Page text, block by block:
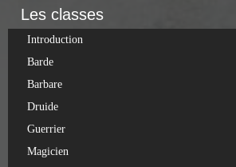
Les classes
Introduction
Barde
Barbare
Druide
Guerrier
Magicien